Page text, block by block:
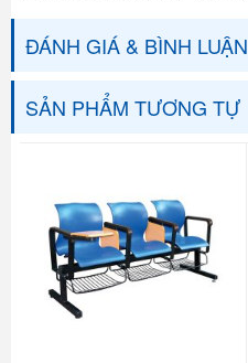
ĐÁNH GIÁ & BÌNH LUẬN
SẢN PHẨM TƯƠNG TỰ